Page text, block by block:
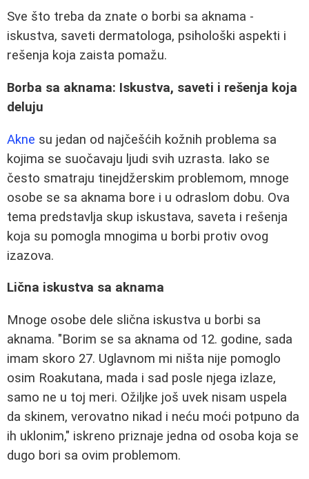
Sve što treba da znate o borbi sa aknama -
iskustva, saveti dermatologa, psihološki aspekti i
rešenja koja zaista pomažu.
Borba sa aknama: Iskustva, saveti i rešenja koja
deluju
Akne su jedan od najčešćih kožnih problema sa
kojima se suočavaju ljudi svih uzrasta. Iako se
često smatraju tinejdžerskim problemom, mnoge
osobe se sa aknama bore i u odraslom dobu. Ova
tema predstavlja skup iskustava, saveta i rešenja
koja su pomogla mnogima u borbi protiv ovog
izazova.
Lična iskustva sa aknama
Mnoge osobe dele slična iskustva u borbi sa
aknama. "Borim se sa aknama od 12. godine, sada
imam skoro 27. Uglavnom mi ništa nije pomoglo
osim Roakutana, mada i sad posle njega izlaze,
samo ne u toj meri. Ožiljke još uvek nisam uspela
da skinem, verovatno nikad i neću moći potpuno da
ih uklonim," iskreno priznaje jedna od osoba koja se
dugo bori sa ovim problemom.